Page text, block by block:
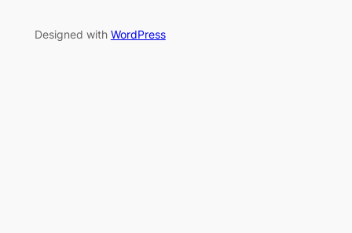
Designed with WordPress